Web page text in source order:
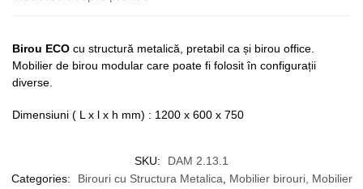
Birou ECO cu structură metalică, pretabil ca și birou office.
Mobilier de birou modular care poate fi folosit în configurații
diverse.
Dimensiuni ( L x l x h mm) : 1200 x 600 x 750
SKU:
DAM 2.13.1
Categories:
Birouri cu Structura Metalica
Mobilier birouri, Mobilier